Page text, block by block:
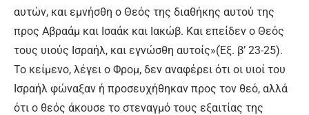
αυτών, και εμνήσθη ο Θεός της διαθήκης αυτού της
προς Αβραάμ και Ισαάκ και Ιακώβ. Και επείδεν ο Θεός
τους υιούς Ισραήλ, και εγνώσθη αυτοίς»(Έξ. β’ 23-25).
Το κείμενο, λέγει ο Φρομ, δεν αναφέρει ότι οι υιοί του
Ισραήλ φώναξαν ή προσευχήθηκαν προς τον θεό, αλλά
ότι ο θεός άκουσε το στεναγμό τους εξαιτίας της